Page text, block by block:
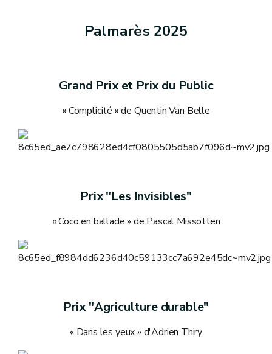
Palmarès 2025
Grand Prix et Prix du Public
« Complicité » de Quentin Van Belle
Prix "Les Invisibles"
« Coco en ballade » de Pascal Missotten
Prix "Agriculture durable"
« Dans les yeux » d'Adrien Thiry